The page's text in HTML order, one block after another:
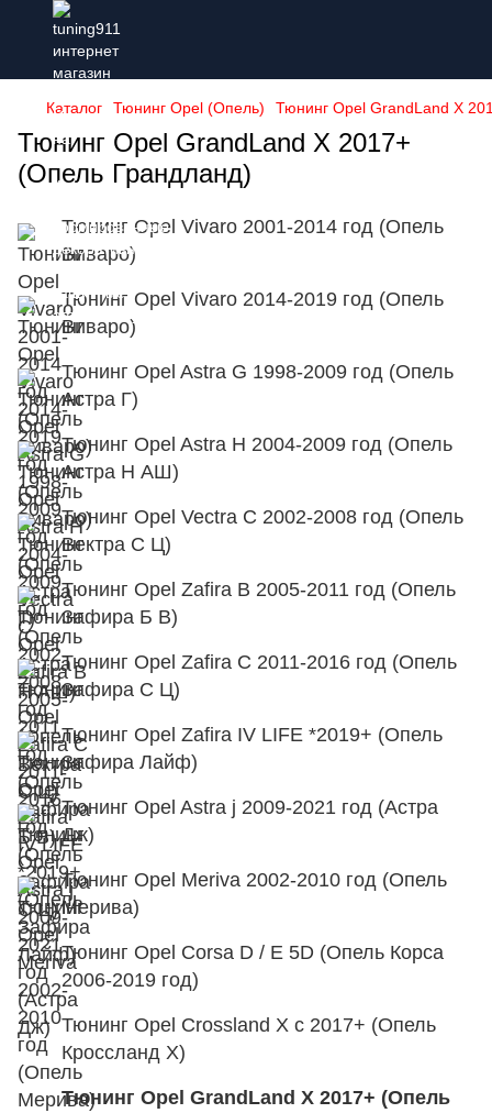
Каталог Тюнинг Opel (Опель) Тюнинг Opel GrandLand X
Тюнинг Opel GrandLand X 2017+
(Опель Грандланд)
Тюнинг Opel Vivaro 2001-2014 год (Опель
Виваро)
Тюнинг Opel Vivaro 2014-2019 год (Опель
Виваро)
Тюнинг Opel Astra G 1998-2009 год (Опель
Астра Г)
Тюнинг Opel Astra H 2004-2009 год (Опель
Астра Н АШ)
Тюнинг Opel Vectra C 2002-2008 год (Опель
Вектра С Ц)
Тюнинг Opel Zafira B 2005-2011 год (Опель
Зафира Б В)
Тюнинг Opel Zafira C 2011-2016 год (Опель
Зафира С Ц)
Тюнинг Opel Zafira IV LIFE *2019+ (Опель
Зафира Лайф)
Тюнинг Opel Astra j 2009-2021 год (Астра
Дж)
Тюнинг Opel Meriva 2002-2010 год (Опель
Мерива)
Тюнинг Opel Corsa D / E 5D (Опель Корса
2006-2019 год)
Тюнинг Opel Crossland X с 2017+ (Опель
Кроссланд Х)
Тюнинг Opel GrandLand X 2017+ (Опель